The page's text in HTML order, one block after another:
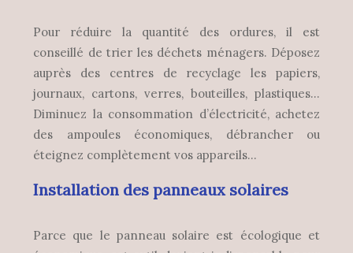
Pour réduire la quantité des ordures, il est
conseillé de trier les déchets ménagers. Déposez
auprès des centres de recyclage les papiers,
journaux, cartons, verres, bouteilles, plastiques…
Diminuez la consommation d’électricité, achetez
des ampoules économiques, débrancher ou
éteignez complètement vos appareils…
Installation des panneaux solaires
Parce que le panneau solaire est écologique et